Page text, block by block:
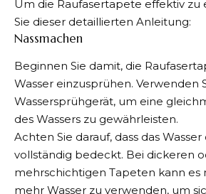
Um die Raufasertapete effektiv zu
Sie dieser detaillierten Anleitung:
Nassmachen
Beginnen Sie damit, die
Wasser einzusprühen. Verwenden
Wassersprühgerät, um eine
des Wassers zu gewährleisten.
Achten Sie darauf, dass das
vollständig bedeckt. Bei dickeren
mehrschichtigen Tapeten kann es
mehr Wasser zu verwenden, um